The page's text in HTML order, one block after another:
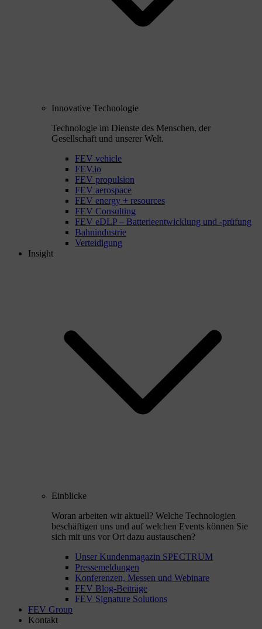
Innovative Technologie
Technologie im Dienste des Menschen, der
Gesellschaft und unserer Welt.
FEV vehicle
FEV.io
FEV propulsion
FEV aerospace
FEV energy + resources
FEV Consulting
FEV eDLP – Batterieentwicklung und -prüfung
Bahnindustrie
Verteidigung
Insight
Einblicke
Woran arbeiten wir aktuell? Welche Technologien
beschäftigen uns und auf welchen Events können Sie
sich mit uns vor Ort dazu austauschen?
Unser Kundenmagazin SPECTRUM
Pressemeldungen
Konferenzen, Messen und Webinare
FEV Blog-Beiträge
FEV Signature Solutions
FEV Group
Kontakt